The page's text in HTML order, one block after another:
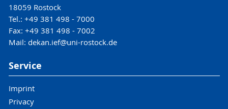
18059 Rostock
Tel.: +49 381 498 - 7000
Fax: +49 381 498 - 7002
Mail: dekan.ief@uni-rostock.de
Service
Imprint
Privacy